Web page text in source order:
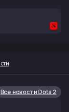
Все новости Dota 2